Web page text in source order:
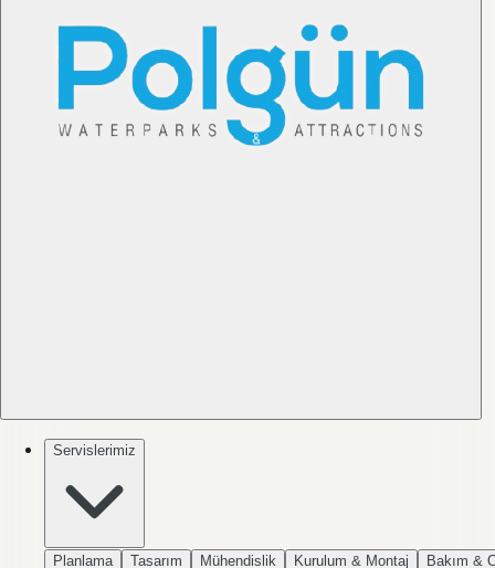
Servislerimiz
Planlama Tasarım Mühendislik Kurulum & Montaj
Bakım &